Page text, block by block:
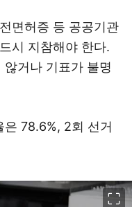
면허증 등 공공기관
시 지참해야 한다.
거나 기표가 불명
은 78.6%, 2회 선거